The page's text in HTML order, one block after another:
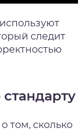
следит
том, сколько